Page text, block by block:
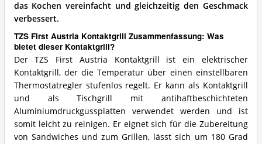
das Kochen vereinfacht und gleichzeitig den Geschmack
verbessert.
TZS First Austria Kontaktgrill Zusammenfassung: Was
bietet dieser Kontaktgrill?
Der TZS First Austria Kontaktgrill ist ein elektrischer
Kontaktgrill, der die Temperatur über einen einstellbaren
Thermostatregler stufenlos regelt. Er kann als Kontaktgrill
und als Tischgrill mit antihaftbeschichteten
Aluminiumdruckgussplatten verwendet werden und ist
somit leicht zu reinigen. Er eignet sich für die Zubereitung
von Sandwiches und zum Grillen, lässt sich um 180 Grad